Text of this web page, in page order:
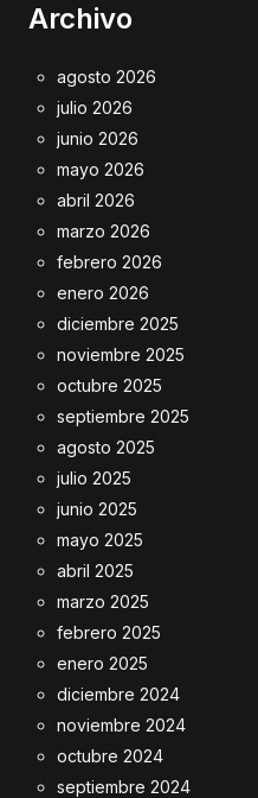
Archivo
agosto 2026
julio 2026
junio 2026
mayo 2026
abril 2026
marzo 2026
febrero 2026
enero 2026
diciembre 2025
noviembre 2025
octubre 2025
septiembre 2025
agosto 2025
julio 2025
junio 2025
mayo 2025
abril 2025
marzo 2025
febrero 2025
enero 2025
diciembre 2024
noviembre 2024
octubre 2024
septiembre 2024